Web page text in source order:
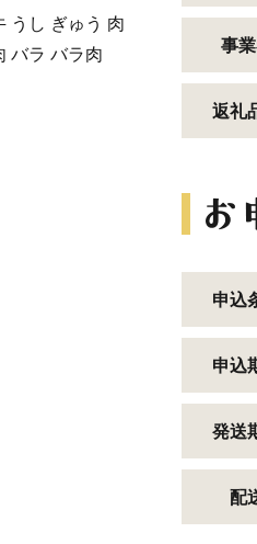
うし ぎゅう 肉
バラ バラ肉
事
返礼
申込
申込
発送
配